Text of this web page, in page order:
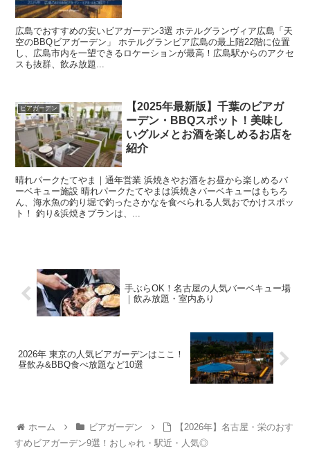
広島でおすすめの安いビアガーデン3選 ホテルグランヴィア広島「天
空のBBQビアガーデン」 ホテルグランビア広島の最上階22階に位置
し、広島市内を一望できるロケーションが最高！広島駅からのアクセ
スも抜群、飲み放題...
ビアガーデン
【2025年最新版】千葉のビアガ
ーデン・BBQスポット！美味し
いグルメとお酒を楽しめるお店を
紹介
晴れパークたてやま｜通年営業 浜焼きやお酒をお昼から楽しめるバ
ーベキュー施設 晴れパークたてやまは浜焼きバーベキューはもちろ
ん、海水魚の釣り堀で釣ったさかなを食べられる人気おでかけスポッ
ト！ 釣り&浜焼きプランは、...
手ぶらOK！名古屋の人気バーベキュー場
｜飲み放題・室内あり
2026年 東京の人気ビアガーデンはここ！
昼飲み&BBQ食べ放題など10選
ホーム ビアガーデン
【2026年】名古屋・栄のおす
すめビアガーデン9選！おしゃれ・駅近・人気◎